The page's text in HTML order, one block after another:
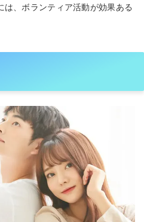
、ボランティア活動が効果ある